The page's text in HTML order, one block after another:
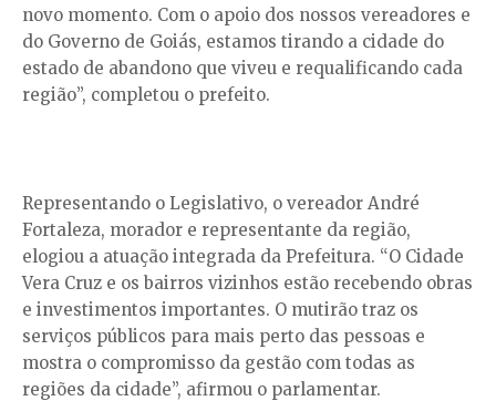
novo momento. Com o apoio dos nossos vereadores e
do Governo de Goiás, estamos tirando a cidade do
estado de abandono que viveu e requalificando cada
região”, completou o prefeito.
Representando o Legislativo, o vereador André
Fortaleza, morador e representante da região,
elogiou a atuação integrada da Prefeitura. “O Cidade
Vera Cruz e os bairros vizinhos estão recebendo obras
e investimentos importantes. O mutirão traz os
serviços públicos para mais perto das pessoas e
mostra o compromisso da gestão com todas as
regiões da cidade”, afirmou o parlamentar.